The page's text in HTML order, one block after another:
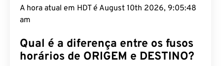
A hora atual em HDT é August 10th 2026, 9:05:48
am
Qual é a diferença entre os fusos
horários de ORIGEM e DESTINO?